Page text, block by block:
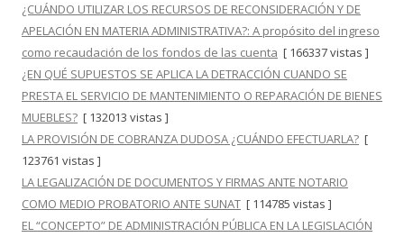
¿CUÁNDO UTILIZAR LOS RECURSOS DE RECONSIDERACIÓN Y DE
APELACIÓN EN MATERIA ADMINISTRATIVA?: A propósito del ingreso
como recaudación de los fondos de las cuenta [ 166337 vistas ]
¿EN QUÉ SUPUESTOS SE APLICA LA DETRACCIÓN CUANDO SE
PRESTA EL SERVICIO DE MANTENIMIENTO O REPARACIÓN DE BIENES
MUEBLES? [ 132013 vistas ]
LA PROVISIÓN DE COBRANZA DUDOSA ¿CUÁNDO EFECTUARLA? [
123761 vistas ]
LA LEGALIZACIÓN DE DOCUMENTOS Y FIRMAS ANTE NOTARIO
COMO MEDIO PROBATORIO ANTE SUNAT [ 114785 vistas ]
EL “CONCEPTO” DE ADMINISTRACIÓN PÚBLICA EN LA LEGISLACIÓN